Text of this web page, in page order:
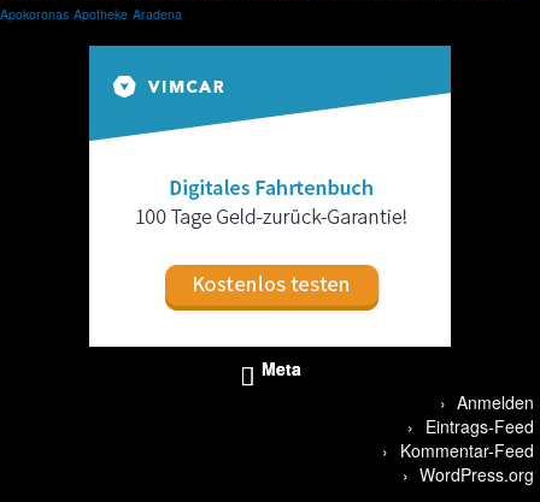
Apokoronas Apotheke Aradena
Meta
Anmelden
Eintrags-Feed
Kommentar-Feed
WordPress.org